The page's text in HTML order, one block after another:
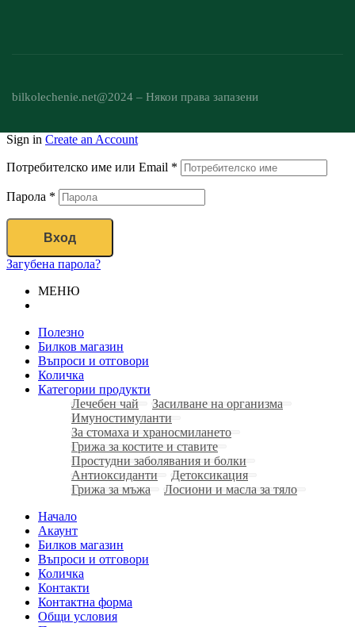
bilkolechenie.net@2024 – Някои права запазени
Sign in Create an Account
Потребителско име или Email *
Парола *
Вход
Загубена парола?
МЕНЮ
Полезно
Билков магазин
Въпроси и отговори
Количка
Категории продукти
Лечебен чай
Засилване на организма
Имуностимуланти
За стомаха и храносмилането
Грижа за костите и ставите
Простудни заболявания и болки
Антиоксиданти
Детоксикация
Грижа за мъжа
Лосиони и масла за тяло
Начало
Акаунт
Билков магазин
Въпроси и отговори
Количка
Контакти
Контактна форма
Общи условия